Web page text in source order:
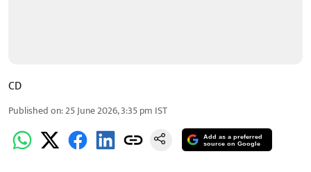
CD
Published on:25 June 2026, 3:35 pm IST
Add as a preferred
source on Google